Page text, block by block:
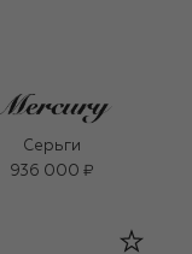
Серьги
936 000 ₽